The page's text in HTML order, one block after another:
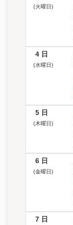
(火曜日)
4 日
(水曜日)
5 日
(木曜日)
6 日
(金曜日)
7 日